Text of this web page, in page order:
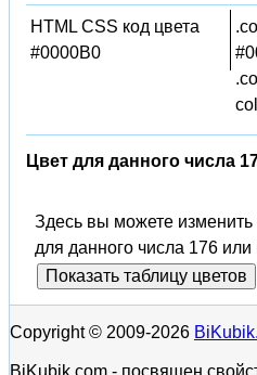
HTML CSS код цвета
#0000B0
Цвет для данного числа
Здесь вы можете
для данного числа 176 или
Показать таблицу цветов
Copyright © 2009-2026
BiKubik.com - посвящен